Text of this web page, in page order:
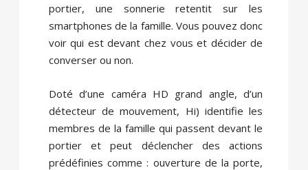
portier, une sonnerie retentit sur les
smartphones de la famille. Vous pouvez donc
voir qui est devant chez vous et décider de
converser ou non.
Doté d’une caméra HD grand angle, d’un
détecteur de mouvement, Hi) identifie les
membres de la famille qui passent devant le
portier et peut déclencher des actions
prédéfinies comme : ouverture de la porte,